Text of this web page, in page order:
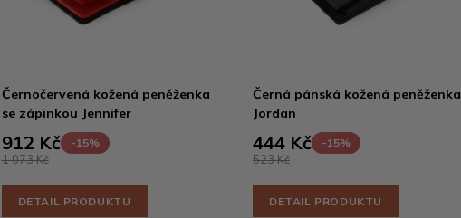
Černočervená kožená peněženka
se zápinkou Jennifer
912 Kč -15%
1 073 Kč
DETAIL PRODUKTU
Černá pánská kožená peněženka
Jordan
444 Kč -15%
523 Kč
DETAIL PRODUKTU